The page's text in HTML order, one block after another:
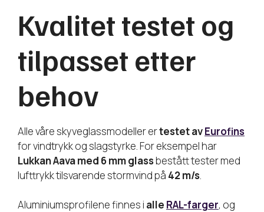
Kvalitet testet og
tilpasset etter
behov
Alle våre skyveglassmodeller ertestet avEurofins
for vindtrykk og slagstyrke. For eksempel har
Lukkan Aava med 6 mm glassbestått tester med
lufttrykk tilsvarende stormvind på 42 m/s.
Aluminiumsprofilene finnes i alle RAL-farger, og